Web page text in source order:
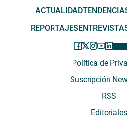
ACTUALIDAD
REPORTAJES
Política de
Suscripción
RSS
Editoriales